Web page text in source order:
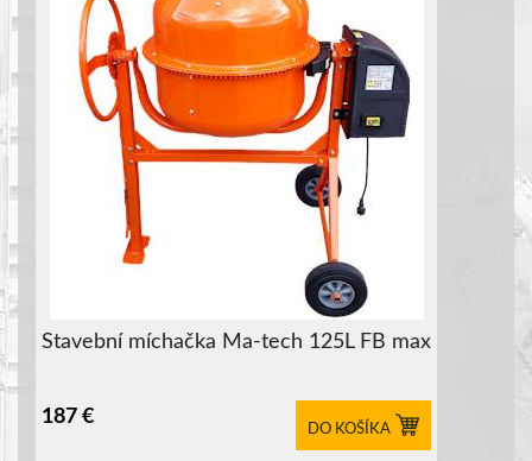
Stavební míchačka Ma-tech 125L FB max
187 €
DO KOŠÍKA